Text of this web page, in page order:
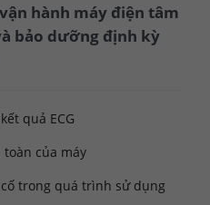
hành máy điện tâm
bảo dưỡng định kỳ
quả ECG
của máy
trong quá trình sử dụng